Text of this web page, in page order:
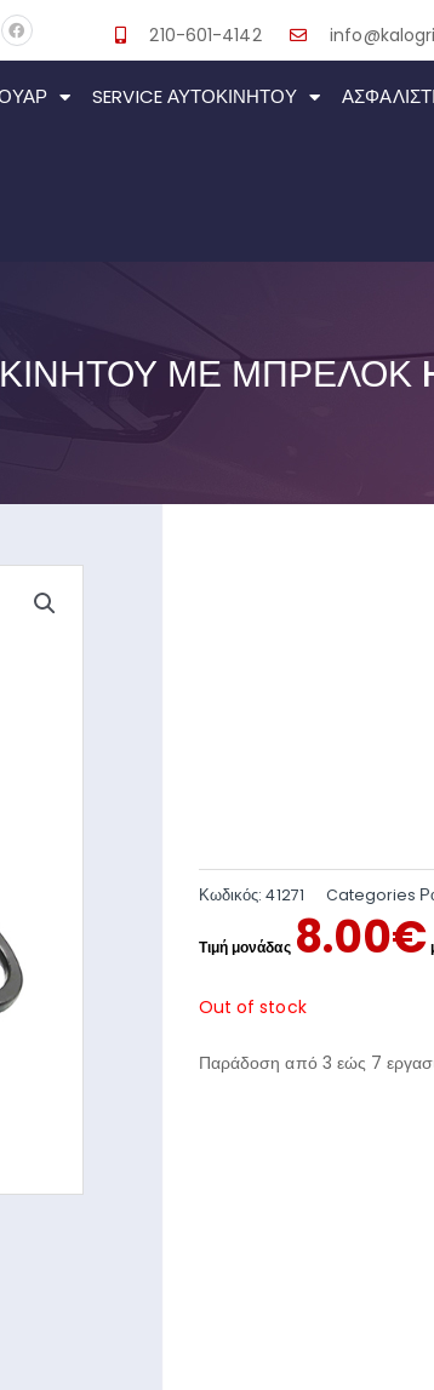
210-601-4142
SERVICE ΑΥΤΟΚΙΝΉΤΟΥ
ΜΕ ΜΠΡΕΛΌΚ
Κωδικός:41271 Categories
8.00€
Out of stock
Παράδοση από 3 εώς 7